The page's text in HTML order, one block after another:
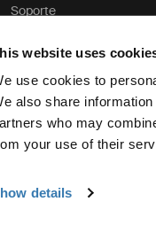
website uses
use cookies to
also share
who may
your use of their
details
Soporte
reservados